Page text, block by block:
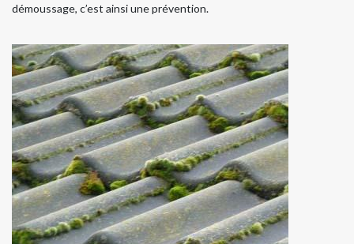
démoussage, c’est ainsi une prévention.